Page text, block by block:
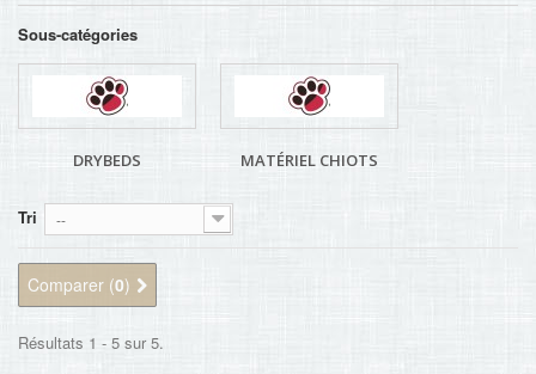
Sous-catégories
DRYBEDS MATÉRIEL CHIOTS
Tri --
Comparer (0)
Résultats 1 - 5 sur 5.